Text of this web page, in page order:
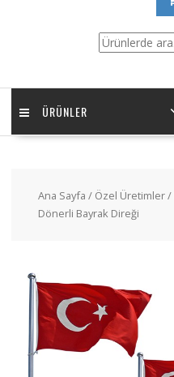
Ara:
ÜRÜNLER
Ana Sayfa / Özel Üretimler/
Dönerli Bayrak Direği